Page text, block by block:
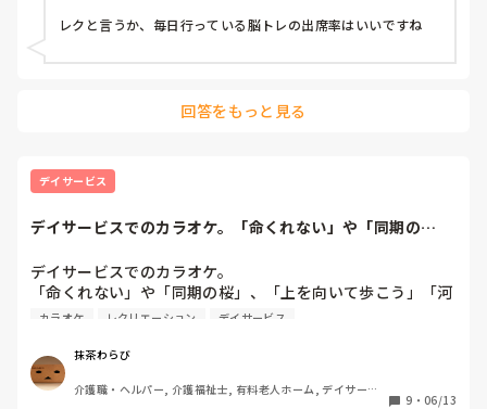
レクと言うか、毎日行っている脳トレの出席率はいいですね
回答をもっと見る
デイサービス
デイサービスでのカラオケ。「命くれない」や「同期の
デイサービスでのカラオケ。
「命くれない」や「同期の桜」、「上を向いて歩こう」「河
内おとこ節」「二輪草」「憧れのハワイ航路」「銀座の恋の
と思い介助の他にレクやカラオケなど日々の業務をこなして
いたが、
最近「永井龍雲」を十八番とする利用者さんが現れ
カラオケ レクリエーション デイサービス
抹茶わらび
介護職・ヘルパー, 介護福祉士, 有料老人ホーム, デイサービ
9 ・ 06/13